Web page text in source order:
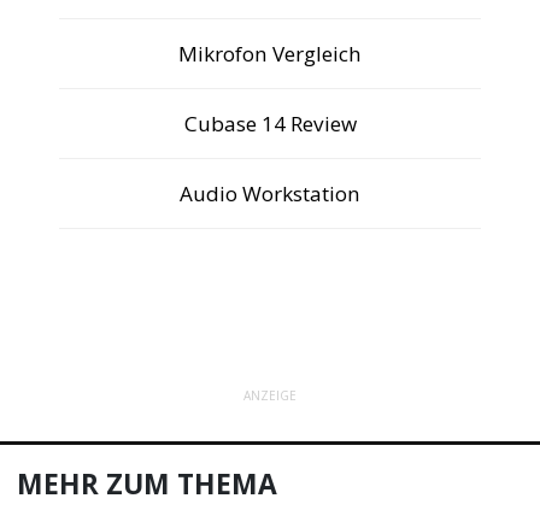
Mikrofon Vergleich
Cubase 14 Review
Audio Workstation
ANZEIGE
MEHR ZUM THEMA